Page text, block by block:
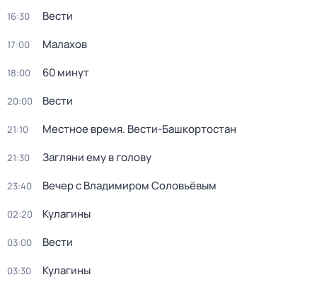
16:30 Вести
17:00 Малахов
18:00 60 минут
20:00 Вести
21:10 Местное время. Вести-Башкортостан
21:30 Загляни ему в голову
23:40 Вечер с Владимиром Соловьёвым
02:20 Кулагины
03:00 Вести
03:30 Кулагины